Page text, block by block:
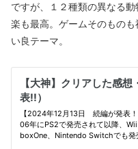
ですが、１２種類の異なる
楽も最高。ゲームそのもの
い良テーマ。